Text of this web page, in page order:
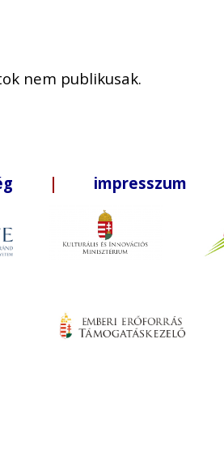
nem publikusak.
| impresszum |